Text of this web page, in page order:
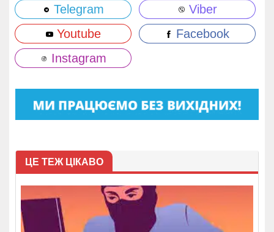
Telegram
Viber
Youtube
Facebook
Instagram
ЦЕ ТЕЖ ЦІКАВО